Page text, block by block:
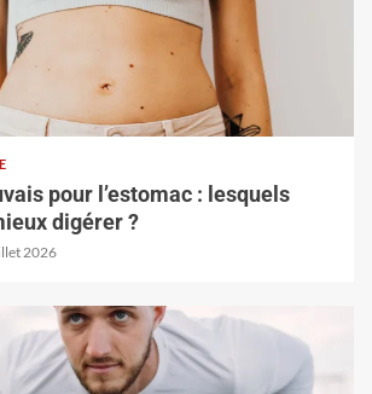
pour l’estomac : lesquels
digérer ?
2026